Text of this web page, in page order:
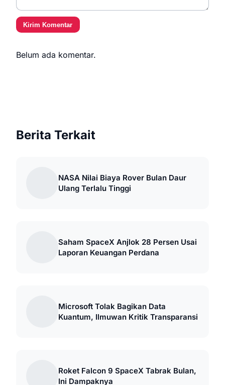
Kirim Komentar
Belum ada komentar.
Berita Terkait
NASA Nilai Biaya Rover Bulan Daur
Ulang Terlalu Tinggi
Saham SpaceX Anjlok 28 Persen Usai
Laporan Keuangan Perdana
Microsoft Tolak Bagikan Data
Kuantum, Ilmuwan Kritik Transparansi
Roket Falcon 9 SpaceX Tabrak Bulan,
Ini Dampaknya